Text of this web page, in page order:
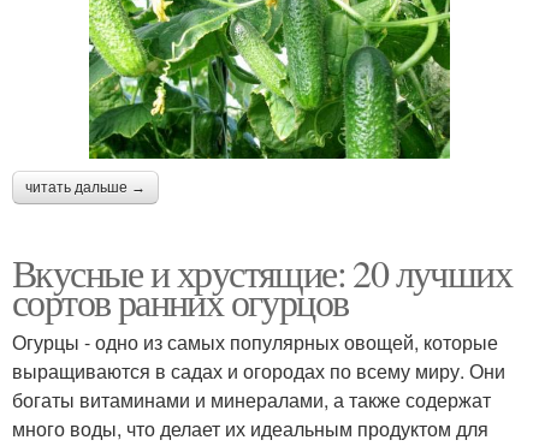
читать дальше →
Вкусные и хрустящие: 20 лучших
сортов ранних огурцов
Огурцы - одно из самых популярных овощей, которые
выращиваются в садах и огородах по всему миру. Они
богаты витаминами и минералами, а также содержат
много воды, что делает их идеальным продуктом для